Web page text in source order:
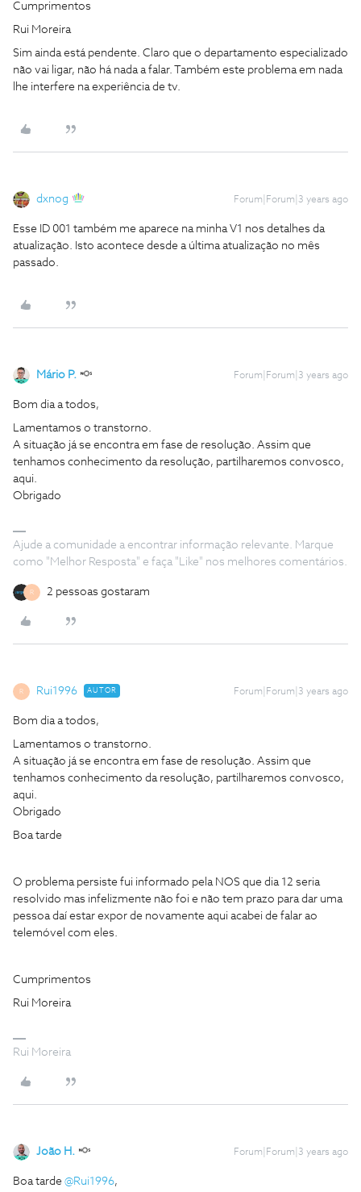
Cumprimentos
Rui Moreira
Sim ainda está pendente. Claro que o departamento especializado
não vai ligar, não há nada a falar. Também este problema em nada
lhe interfere na experiência de tv.
dxnog Forum|Forum|3 years ago
Esse ID 001 também me aparece na minha V1 nos detalhes da
atualização. Isto acontece desde a última atualização no mês
passado.
Mário P. Forum|Forum|3 years ago
Bom dia a todos,
Lamentamos o transtorno.
A situação já se encontra em fase de resolução. Assim que
tenhamos conhecimento da resolução, partilharemos convosco,
aqui.
Obrigado
Ajude a comunidade a encontrar informação relevante. Marque
como "Melhor Resposta" e faça "Like" nos melhores comentários.
R 2 pessoas gostaram
R Rui1996 AUTOR Forum|Forum|3 years ago
Bom dia a todos,
Lamentamos o transtorno.
A situação já se encontra em fase de resolução. Assim que
tenhamos conhecimento da resolução, partilharemos convosco,
aqui.
Obrigado
Boa tarde
O problema persiste fui informado pela NOS que dia 12 seria
resolvido mas infelizmente não foi e não tem prazo para dar uma
pessoa daí estar expor de novamente aqui acabei de falar ao
telemóvel com eles.
Cumprimentos
Rui Moreira
Rui Moreira
João H. Forum|Forum|3 years ago
Boa tarde @Rui1996,